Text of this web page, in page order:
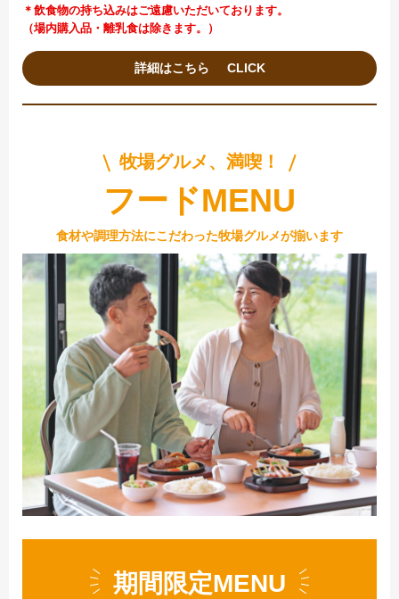
＊飲食物の持ち込みはご遠慮いただいております。
（場内購入品・離乳食は除きます。）
詳細はこちら
牧場グルメ、満喫！
フードMENU
食材や調理方法にこだわった牧場グルメが揃います
期間限定MENU